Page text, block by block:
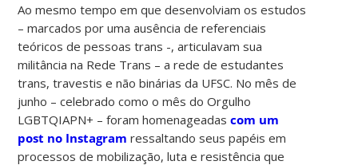
Ao mesmo tempo em que desenvolviam os estudos
– marcados por uma ausência de referenciais
teóricos de pessoas trans -, articulavam sua
militância na Rede Trans – a rede de estudantes
trans, travestis e não binárias da UFSC. No mês de
junho – celebrado como o mês do Orgulho
LGBTQIAPN+ – foram homenageadascom um
post no Instagram ressaltando seus papéis em
processos de mobilização, luta e resistência que